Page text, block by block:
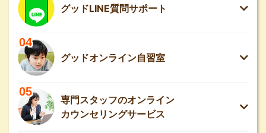
グッドLINE質問サポート
04
グッドオンライン自習室
05
専門スタッフのオンライン
カウンセリングサービス